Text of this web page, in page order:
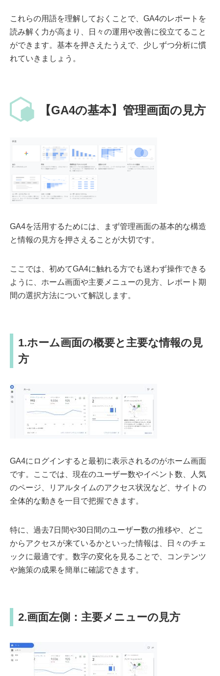
これらの用語を理解しておくことで、GA4のレポートを
読み解く力が高まり、日々の運用や改善に役立てること
ができます。基本を押さえたうえで、少しずつ分析に慣
れていきましょう。
【GA4の基本】管理画面の見方
GA4を活用するためには、まず管理画面の基本的な構造
と情報の見方を押さえることが大切です。
ここでは、初めてGA4に触れる方でも迷わず操作できる
ように、ホーム画面や主要メニューの見方、レポート期
間の選択方法について解説します。
1.ホーム画面の概要と主要な情報の見
方
GA4にログインすると最初に表示されるのがホーム画面
です。ここでは、現在のユーザー数やイベント数、人気
のページ、リアルタイムのアクセス状況など、サイトの
全体的な動きを一目で把握できます。
特に、過去7日間や30日間のユーザー数の推移や、どこ
からアクセスが来ているかといった情報は、日々のチェ
ックに最適です。数字の変化を見ることで、コンテンツ
や施策の成果を簡単に確認できます。
2.画面左側：主要メニューの見方